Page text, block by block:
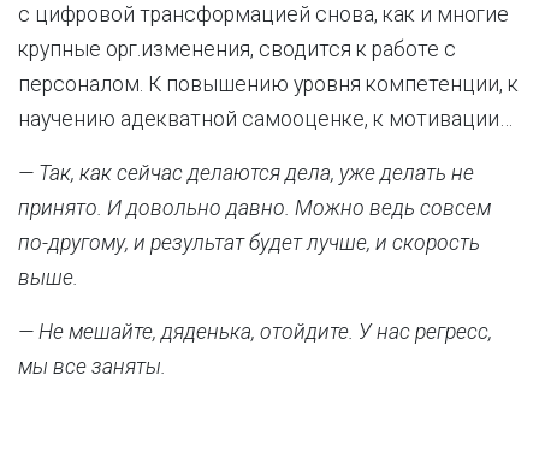
с цифровой трансформацией снова, как и многие
крупные орг.изменения, сводится к работе с
персоналом. К повышению уровня компетенции, к
научению адекватной самооценке, к мотивации…
— Так, как сейчас делаются дела, уже делать не
принято. И довольно давно. Можно ведь совсем
по-другому, и результат будет лучше, и скорость
выше.
— Не мешайте, дяденька, отойдите. У нас регресс,
мы все заняты.